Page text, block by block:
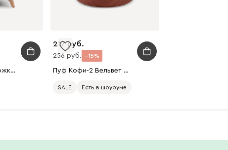
Кресло Тилар Рогожка Терракотовый
217
256 15
Пуф Кофи-2 Вельвет Терракотовый
SALE Есть в шоуруме